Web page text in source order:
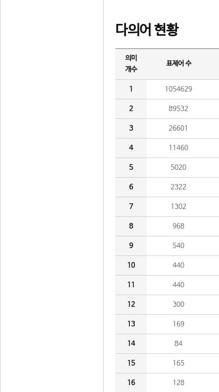
다의어 현황
의미
개수
표제어 수
1 1054629
2 89532
3 26601
4 11460
5 5020
6 2322
7 1302
8 968
9 540
10 440
11 440
12 300
13 169
14 84
15 165
16 128